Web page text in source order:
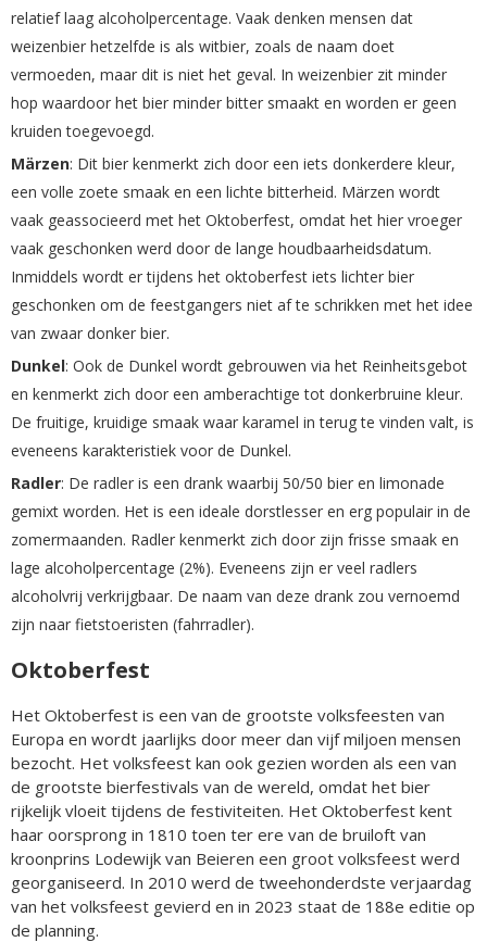
relatief laag alcoholpercentage. Vaak denken mensen dat
weizenbier hetzelfde is als witbier, zoals de naam doet
vermoeden, maar dit is niet het geval. In weizenbier zit minder
hop waardoor het bier minder bitter smaakt en worden er geen
kruiden toegevoegd.
Märzen: Dit bier kenmerkt zich door een iets donkerdere kleur,
een volle zoete smaak en een lichte bitterheid. Märzen wordt
vaak geassocieerd met het Oktoberfest, omdat het hier vroeger
vaak geschonken werd door de lange houdbaarheidsdatum.
Inmiddels wordt er tijdens het oktoberfest iets lichter bier
geschonken om de feestgangers niet af te schrikken met het idee
van zwaar donker bier.
Dunkel: Ook de Dunkel wordt gebrouwen via het Reinheitsgebot
en kenmerkt zich door een amberachtige tot donkerbruine kleur.
De fruitige, kruidige smaak waar karamel in terug te vinden valt, is
eveneens karakteristiek voor de Dunkel.
Radler: De radler is een drank waarbij 50/50 bier en limonade
gemixt worden. Het is een ideale dorstlesser en erg populair in de
zomermaanden. Radler kenmerkt zich door zijn frisse smaak en
lage alcoholpercentage (2%). Eveneens zijn er veel radlers
alcoholvrij verkrijgbaar. De naam van deze drank zou vernoemd
zijn naar fietstoeristen (fahrradler).
Oktoberfest
Het Oktoberfest is een van de grootste volksfeesten van
Europa en wordt jaarlijks door meer dan vijf miljoen mensen
bezocht. Het volksfeest kan ook gezien worden als een van
de grootste bierfestivals van de wereld, omdat het bier
rijkelijk vloeit tijdens de festiviteiten. Het Oktoberfest kent
haar oorsprong in 1810 toen ter ere van de bruiloft van
kroonprins Lodewijk van Beieren een groot volksfeest werd
georganiseerd. In 2010 werd de tweehonderdste verjaardag
van het volksfeest gevierd en in 2023 staat de 188e editie op
de planning.